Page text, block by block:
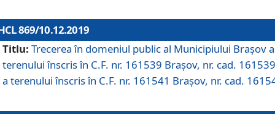
869/10.12.2019
Titlu: Trecerea în domeniul public al Municipiului Braşov a
terenului înscris în C.F. nr. 161539 Brașov, nr. cad.
a terenului înscris în C.F. nr. 161541 Brașov, nr. cad.